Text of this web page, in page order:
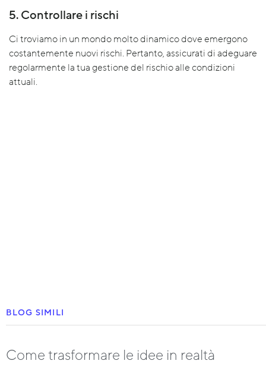
5. Controllare i rischi
Ci troviamo in un mondo molto dinamico dove emergono
costantemente nuovi rischi. Pertanto, assicurati di adeguare
regolarmente la tua gestione del rischio alle condizioni
attuali.
BLOG SIMILI
Come trasformare le idee in realtà